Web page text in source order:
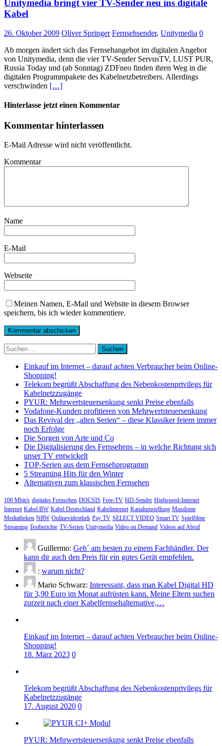
Unitymedia bringt vier TV-Sender neu ins digitale
Kabel
26. Oktober 2009 Oliver Springer Fernsehsender, Unitymedia 0
Ab morgen ändert sich das Fernsehangebot im digitalen Angebot
von Unitymedia, denn die vier TV-Sender ServusTV, LUST PUR,
Russia Today und (ab Sonntag) ZDFneo finden ihren Weg in die
digitalen Programmpakete des Kabelnetzbetreibers. Allerdings
verschwinden […]
Hinterlasse jetzt einen Kommentar
Kommentar hinterlassen
E-Mail Adresse wird nicht veröffentlicht.
Kommentar
Name
E-Mail
Webseite
Meinen Namen, E-Mail und Website in diesem Browser
speichern, bis ich wieder kommentiere.
Suchen
nach:
Einkauf im Internet – darauf achten Verbraucher beim Online-
Shopping!
Telekom begrüßt Abschaffung des Nebenkostenprivilegs für
Kabelnetzzugänge
PYUR: Mehrwertsteuersenkung senkt Preise ebenfalls
Vodafone-Kunden profitieren von Mehrwertsteuersenkung
Das Revival der „alten Serien“ – diese Klassiker feiern immer
noch Erfolge
Die Sorgen von Arte und Co
Die Digitalisierung des Fernsehens – in welche Richtung sich
unser TV entwickelt
TOP-Serien aus dem Fernsehprogramm
5 Streaming Hits für den Winter
Alternativen zum klassischen Fernsehen
100 Mbit/s digitales Fernsehen DOCSIS Free-TV HD-Sender Highspeed-Internet
Internet Kabel BW Kabel Deutschland Kabelinternet Kanalumstellung Maxdome
Mediatheken NRW Onlinevideothek Pay TV SELECT VIDEO Smart TV Spielfilme
Streaming Testberichte TV-Serien Unitymedia Video on Demand Videos auf Abruf
Guillermo: Geh´ am besten zu einem Fachhändler. Der
kann dir auch den Preis für ein gutes Gerät empfehlen.
: warum nicht?
Mario Schwarz: Interessant, dass man Kabel Digital HD
für 3,90 Euro im Monat aufrüsten kann. Meine Eltern suchen
zurzeit nach einer Kabelfernsehalternative,…
Einkauf im Internet – darauf achten Verbraucher beim Online-
Shopping!
18. März 2023 0
Telekom begrüßt Abschaffung des Nebenkostenprivilegs für
Kabelnetzzugänge
17. August 2020 0
PYUR: Mehrwertsteuersenkung senkt Preise ebenfalls